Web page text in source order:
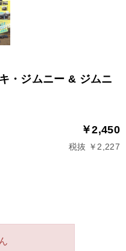
・ジムニー & ジムニ
￥2,450
税抜 ￥2,227